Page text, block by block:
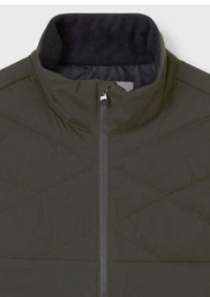
Vind Väst Creek Dark Pine